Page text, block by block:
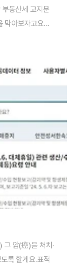
동산세 고지분
막아보자고요
금을 매기고, 납
호로 조회하기자
1. 자동차 종합정
그 암(癌)을 처치·
록 할게요.표적